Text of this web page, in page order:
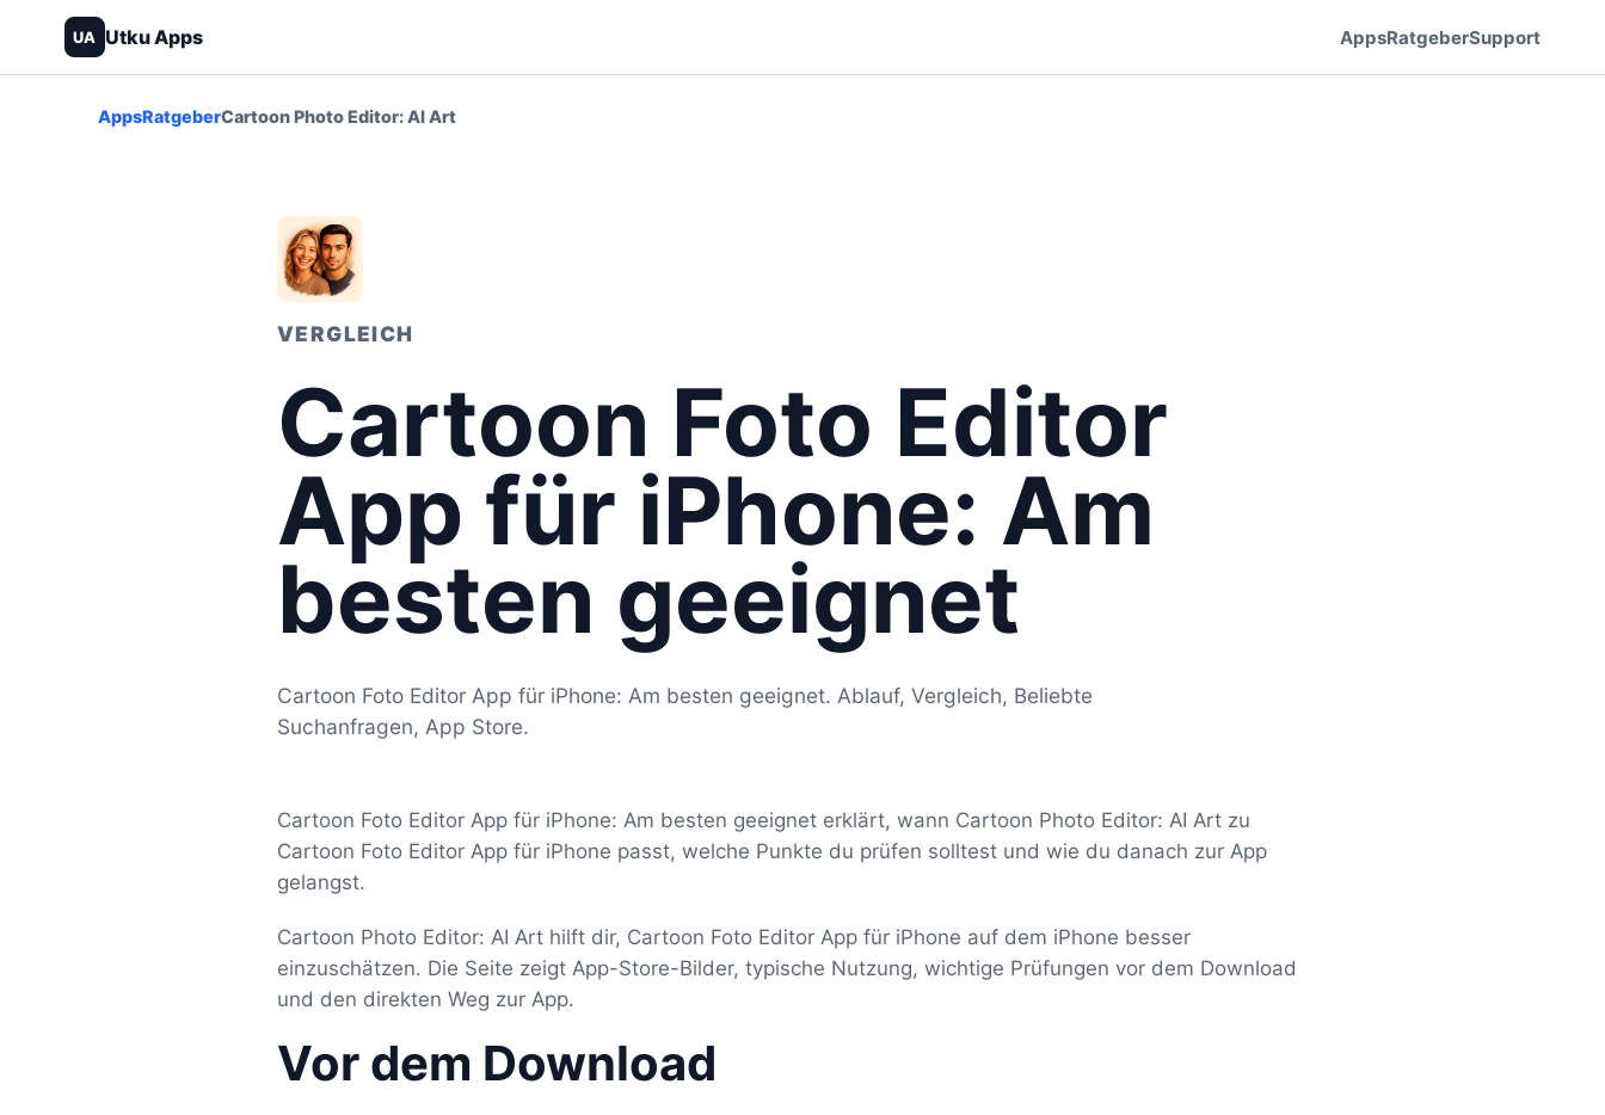
UA Utku Apps AppsRatgeberSupport
AppsRatgeberCartoon Photo Editor: AI Art
VERGLEICH
Cartoon Foto Editor
App für iPhone: Am
besten geeignet
Cartoon Foto Editor App für iPhone: Am besten geeignet. Ablauf, Vergleich, Beliebte
Suchanfragen, App Store.
Cartoon Foto Editor App für iPhone: Am besten geeignet erklärt, wann Cartoon Photo Editor: AI Art zu
Cartoon Foto Editor App für iPhone passt, welche Punkte du prüfen solltest und wie du danach zur App
gelangst.
Cartoon Photo Editor: AI Art hilft dir, Cartoon Foto Editor App für iPhone auf dem iPhone besser
einzuschätzen. Die Seite zeigt App-Store-Bilder, typische Nutzung, wichtige Prüfungen vor dem Download
und den direkten Weg zur App.
Vor dem Download